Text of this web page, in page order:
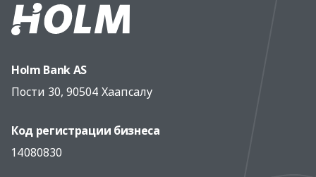
Holm Bank AS
Пости 30, 90504 Хаапсалу
Код регистрации бизнеса
14080830